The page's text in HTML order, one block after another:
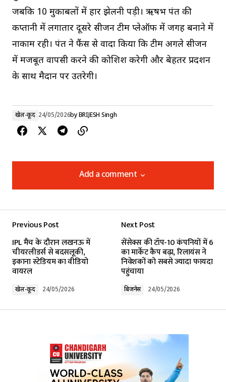
जबकि 10 मुकाबलों में हार झेलनी पड़ी। ऋषभ पंत की
कप्तानी में लगातार दूसरे सीजन टीम प्लेऑफ में जगह बनाने में
नाकाम रही। पंत ने फैंस से वादा किया कि टीम अगले सीजन
में मजबूत वापसी करने की कोशिश करेगी और बेहतर प्रदर्शन
के साथ मैदान पर उतरेगी।
खेल-कूद 24/05/2026byBRIJESH Singh
Add a comment
Add a comment
Required fields are marked*
Comment
Your E-mail*
Previous Post
IPL मैच के दौरान लखनऊ में
चीयरलीडर्स से बदसलूकी,
इकाना स्टेडियम का वीडियो
वायरल
खेल-कूद 24/05/2026
Next Post
सेंसेक्स की टॉप-10 कंपनियों में 6
का मार्केट कैप बढ़ा, रिलायंस ने
निवेशकों को सबसे ज्यादा फायदा
पहुंचाया
बिजनेस 24/05/2026